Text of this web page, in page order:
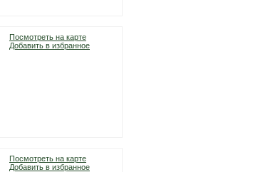
Посмотреть на карте
Добавить в избранное
Посмотреть на карте
Добавить в избранное